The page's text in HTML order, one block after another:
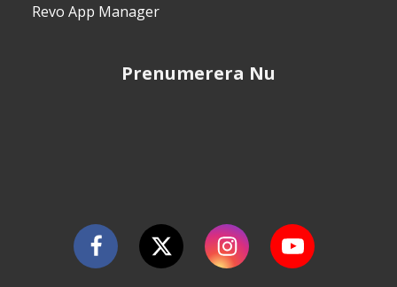
Revo App Manager
Prenumerera Nu